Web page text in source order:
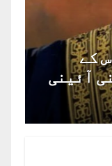
کے
آئینی
چیف